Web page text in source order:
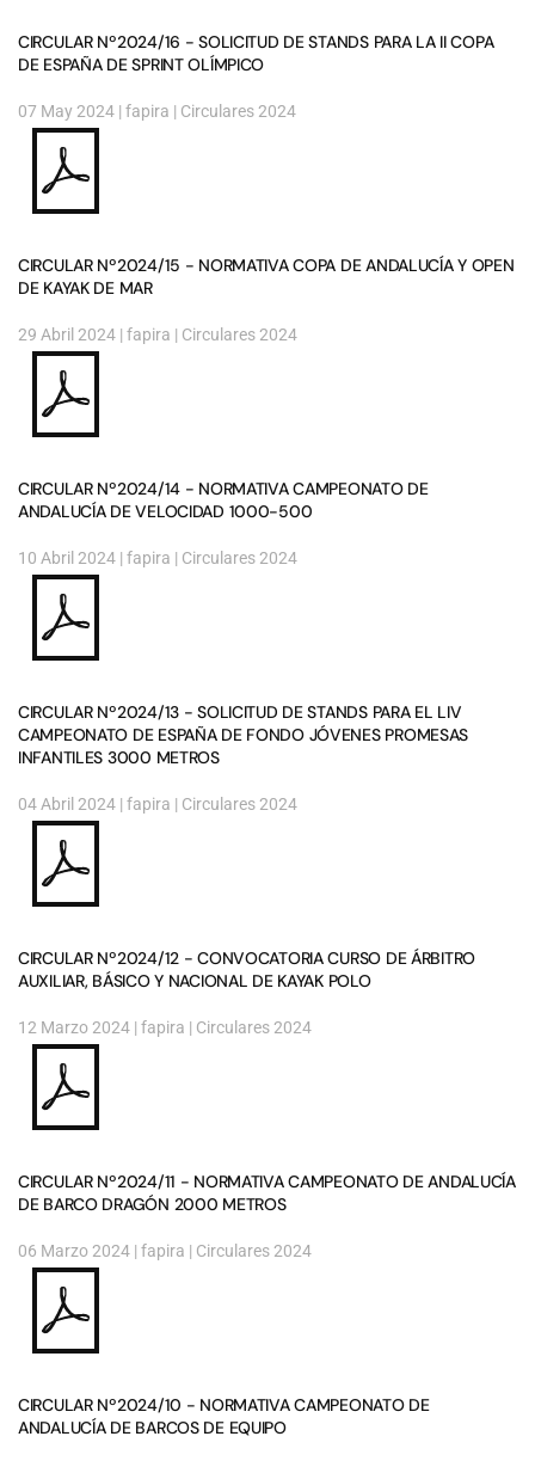
CIRCULAR Nº2024/16 - SOLICITUD DE STANDS PARA LA II COPA
DE ESPAÑA DE SPRINT OLÍMPICO
07 May 2024 | fapira | Circulares 2024
CIRCULAR Nº2024/15 - NORMATIVA COPA DE ANDALUCÍA Y OPEN
DE KAYAK DE MAR
29 Abril 2024 | fapira | Circulares 2024
CIRCULAR Nº2024/14 - NORMATIVA CAMPEONATO DE
ANDALUCÍA DE VELOCIDAD 1000-500
10 Abril 2024 | fapira | Circulares 2024
CIRCULAR Nº2024/13 - SOLICITUD DE STANDS PARA EL LIV
CAMPEONATO DE ESPAÑA DE FONDO JÓVENES PROMESAS
INFANTILES 3000 METROS
04 Abril 2024 | fapira | Circulares 2024
CIRCULAR Nº2024/12 - CONVOCATORIA CURSO DE ÁRBITRO
AUXILIAR, BÁSICO Y NACIONAL DE KAYAK POLO
12 Marzo 2024 | fapira | Circulares 2024
CIRCULAR Nº2024/11 - NORMATIVA CAMPEONATO DE ANDALUCÍA
DE BARCO DRAGÓN 2000 METROS
06 Marzo 2024 | fapira | Circulares 2024
CIRCULAR Nº2024/10 - NORMATIVA CAMPEONATO DE
ANDALUCÍA DE BARCOS DE EQUIPO